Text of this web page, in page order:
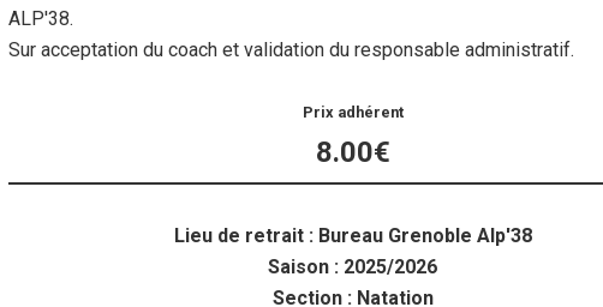
ALP'38.
Sur acceptation du coach et validation du responsable administratif.
Prix adhérent
8.00€
Lieu de retrait : Bureau Grenoble Alp'38
Saison : 2025/2026
Section : Natation